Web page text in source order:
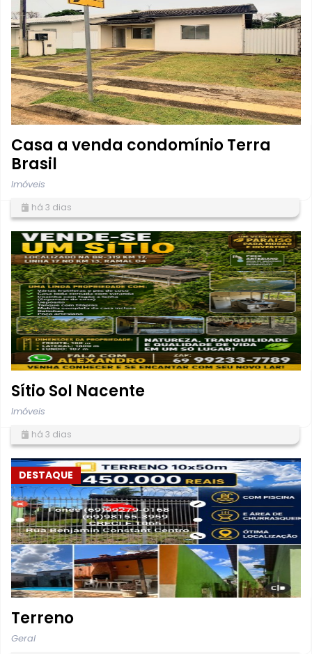
Casa a venda condomínio Terra
Brasil
Imóveis
há 3 dias
Sítio Sol Nacente
Imóveis
há 3 dias
DESTAQUE
Terreno
Geral